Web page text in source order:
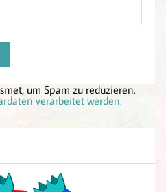
um Spam zu reduzieren.
verarbeitet werden.